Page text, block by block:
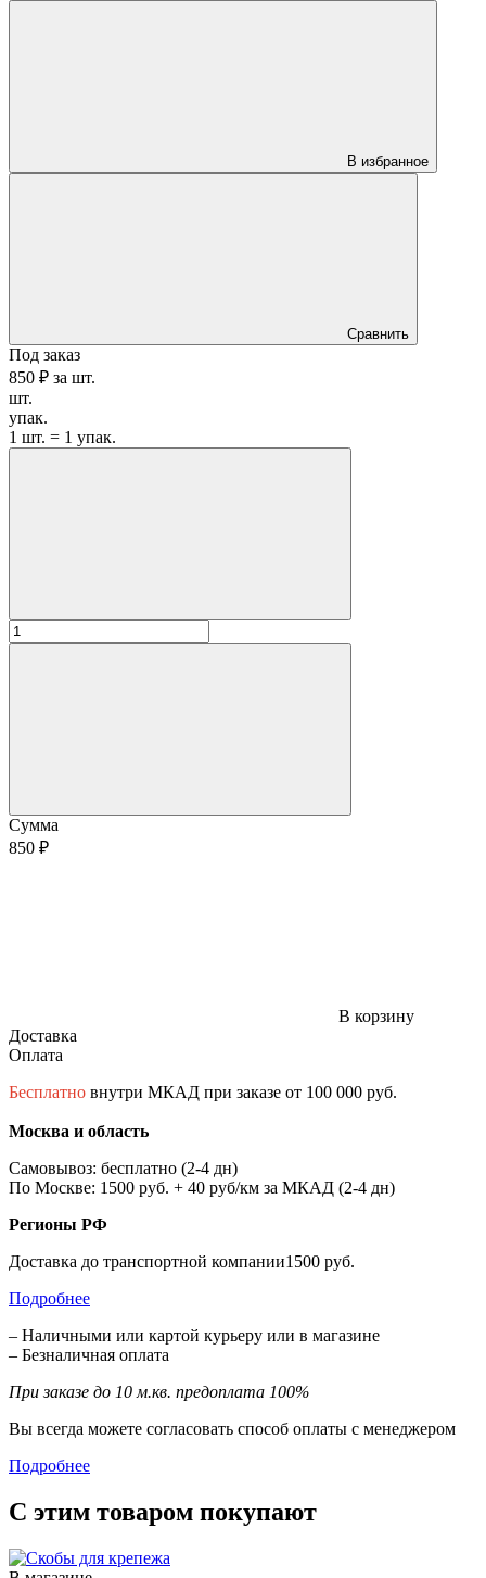
В избранное
Сравнить
Под заказ
850 ₽ за шт.
шт.
упак.
1 шт. = 1 упак.
Сумма
850 ₽
В корзину
Доставка
Оплата
Бесплатно внутри МКАД при заказе от 100 000 руб.
Москва и область
Самовывоз: бесплатно (2-4 дн)
По Москве: 1500 руб. + 40 руб/км за МКАД (2-4 дн)
Регионы РФ
Доставка до транспортной компании1500 руб.
Подробнее
– Наличными или картой курьеру или в магазине
– Безналичная оплата
При заказе до 10 м.кв. предоплата 100%
Вы всегда можете согласовать способ оплаты с менеджером
Подробнее
С этим товаром покупают